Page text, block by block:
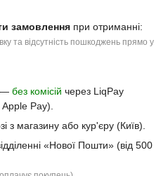
замовлення при отриманні:
та відсутність пошкоджень прямо у
— без комісій через LiqPay
Pay).
з магазину або кур'єру (Київ).
«Нової Пошти» (від 500